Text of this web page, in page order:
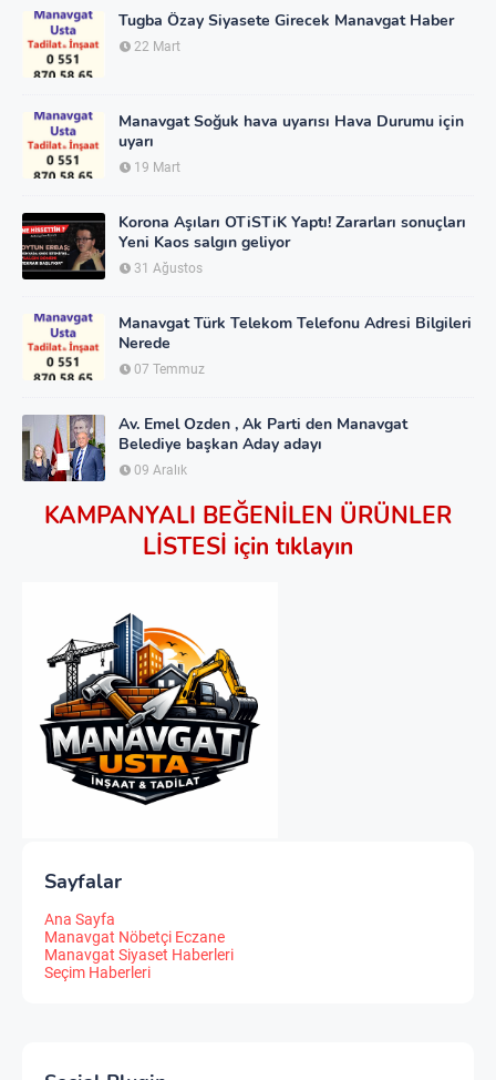
Tugba Özay Siyasete Girecek Manavgat Haber
22 Mart
Manavgat Soğuk hava uyarısı Hava Durumu için
uyarı
19 Mart
Korona Aşıları OTiSTiK Yaptı! Zararları sonuçları
Yeni Kaos salgın geliyor
31 Ağustos
Manavgat Türk Telekom Telefonu Adresi Bilgileri
Nerede
07 Temmuz
Av. Emel Ozden , Ak Parti den Manavgat
Belediye başkan Aday adayı
09 Aralık
KAMPANYALI BEĞENİLEN ÜRÜNLER
LİSTESİ için tıklayın
Sayfalar
Ana Sayfa
Manavgat Nöbetçi Eczane
Manavgat Siyaset Haberleri
Seçim Haberleri